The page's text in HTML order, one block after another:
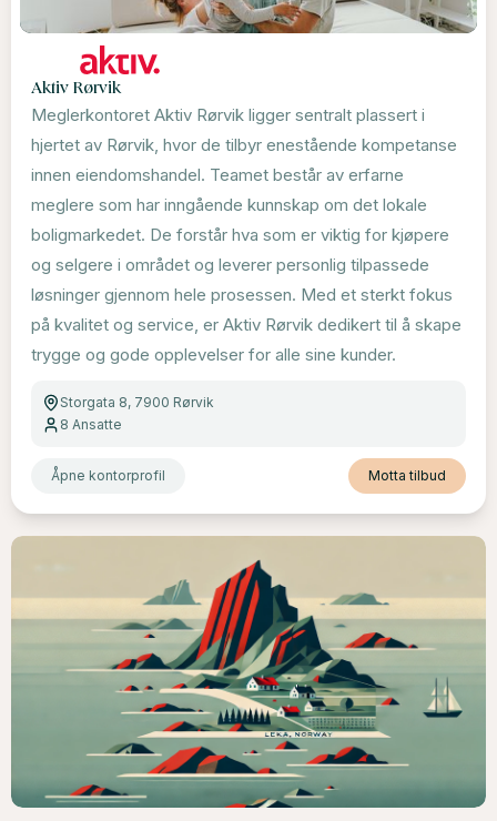
Aktiv Rørvik
Meglerkontoret Aktiv Rørvik ligger sentralt plassert i
hjertet av Rørvik, hvor de tilbyr enestående kompetanse
innen eiendomshandel. Teamet består av erfarne
meglere som har inngående kunnskap om det lokale
boligmarkedet. De forstår hva som er viktig for kjøpere
og selgere i området og leverer personlig tilpassede
løsninger gjennom hele prosessen. Med et sterkt fokus
på kvalitet og service, er Aktiv Rørvik dedikert til å skape
trygge og gode opplevelser for alle sine kunder.
Storgata 8, 7900 Rørvik
8 Ansatte
Åpne kontorprofil Motta tilbud